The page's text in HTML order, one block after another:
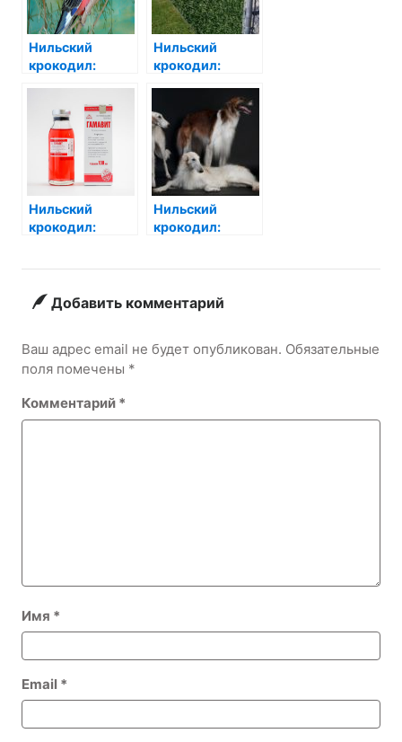
Нильский
крокодил:
озёр Африки
Нильский
крокодил:
Африканских
Вод
Нильский
крокодил:
грозных
Нильский
крокодил:
Добавить комментарий
Ваш адрес email не будет опубликован. Обязательные
поля помечены *
Комментарий *
Имя *
Email *